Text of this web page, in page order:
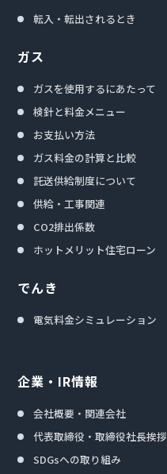
転入・転出されるとき
ガス
ガスを使用するにあたって
検針と料金メニュー
お支払い方法
ガス料金の計算と比較
託送供給制度について
供給・工事関連
CO2排出係数
ホットメリット住宅ローン
でんき
電気料金シミュレーション
企業・IR情報
会社概要・関連会社
代表取締役・取締役社長挨拶
SDGsへの取り組み